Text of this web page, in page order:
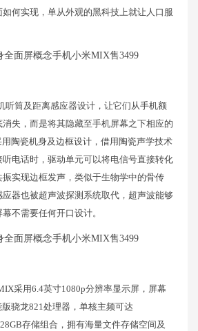
何实现，单从外观的黑科技上就让人口服
听筒及距离感应器设计，让它们从手机额
失，而是将其隐藏至手机屏幕之下相应的
陶瓷机身及边框设计，借用陶瓷声学技术
电话时，驱动单元可以将电信号直接转化
实现边框发声，类似于生物学中的骨传
器也被超声波探测系统取代，超声波能够
不需要任何开口设计。
采用6.4英寸1080p分辨率显示屏，屏幕
骁龙821处理器，单核主频可达
存储组合，拥有海量文件存储空间及